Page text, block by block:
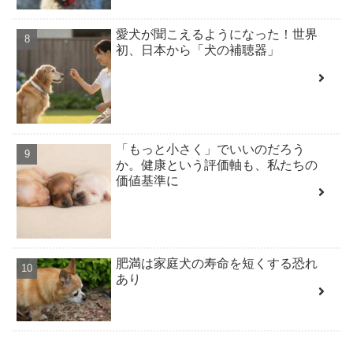
愛犬が聞こえるようになった！世界
初、日本から「犬の補聴器」
「もっと小さく」でいいのだろう
か。健康という評価軸も、私たちの
価値基準に
肥満は家庭犬の寿命を短くする恐れ
あり